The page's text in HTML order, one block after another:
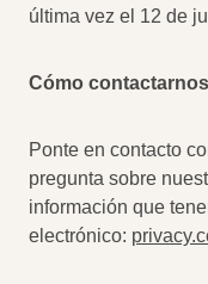
última vez el 12 de
Cómo contactarnos
Ponte en contacto
pregunta sobre
información que
electrónico: